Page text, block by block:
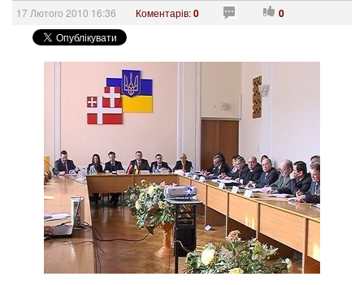
17 Лютого 2010 16:36 Коментарів:0 0